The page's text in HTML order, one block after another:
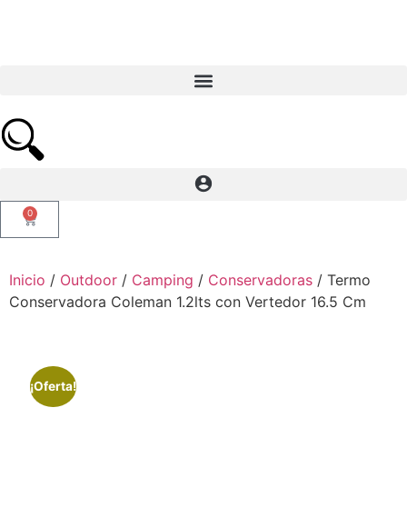
0
Inicio / Outdoor / Camping / Conservadoras / Termo
Conservadora Coleman 1.2lts con Vertedor 16.5 Cm
¡Oferta!